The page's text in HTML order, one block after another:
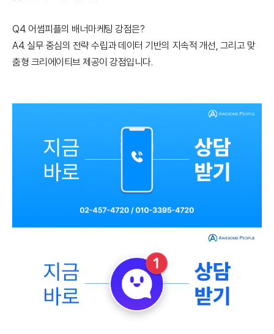
Q4. 어썸피플의 배너마케팅 강점은?
A4. 실무 중심의 전략 수립과 데이터 기반의 지속적 개선, 그리고 맞
춤형 크리에이티브 제공이 강점입니다.